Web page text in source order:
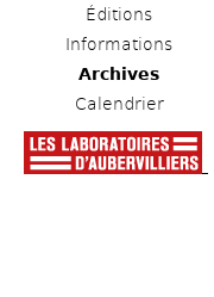
Éditions
Informations
Archives
Calendrier